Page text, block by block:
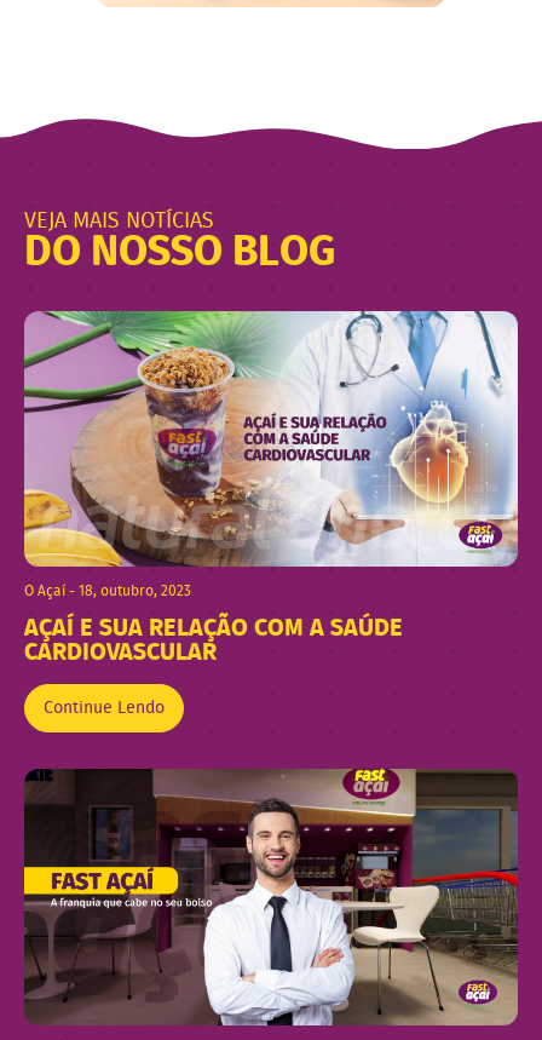
VEJA MAIS NOTÍCIAS
DO NOSSO BLOG
O Açaí - 18, outubro, 2023
AÇAÍ E SUA RELAÇÃO COM A SAÚDE
CARDIOVASCULAR
Continue Lendo